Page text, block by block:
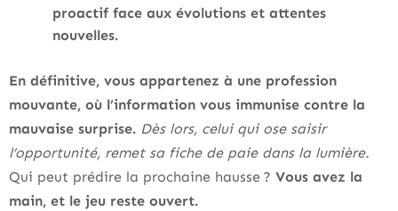
proactif face aux évolutions et attentes
nouvelles.
En définitive, vous appartenez à une profession
mouvante, où l’information vous immunise contre la
mauvaise surprise. Dès lors, celui qui ose saisir
l’opportunité, remet sa fiche de paie dans la lumière.
Qui peut prédire la prochaine hausse ? Vous avez la
main, et le jeu reste ouvert.